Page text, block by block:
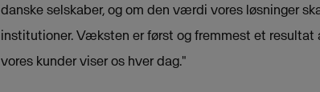
danske selskaber, og om den værdi vores løsninger
institutioner. Væksten er først og fremmest et
vores kunder viser os hver dag."